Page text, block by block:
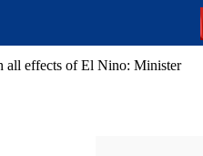
all effects of El Nino: Minister